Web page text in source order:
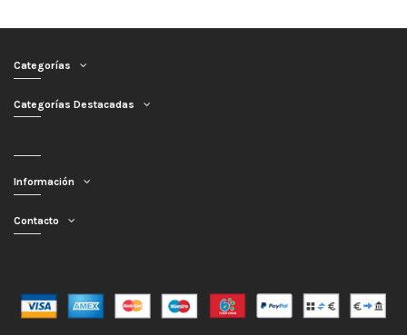
Categorías
Categorías Destacadas
Información
Contacto